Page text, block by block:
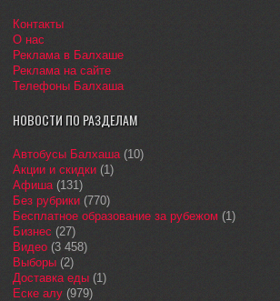
Контакты
О нас
Реклама в Балхаше
Реклама на сайте
Телефоны Балхаша
НОВОСТИ ПО РАЗДЕЛАМ
Автобусы Балхаша(10)
Акции и скидки (1)
Афиша(131)
Без рубрики (770)
Бесплатное образование за рубежом (1)
Бизнес (27)
Видео (3 458)
Выборы (2)
Доставка еды (1)
Еске алу (979)